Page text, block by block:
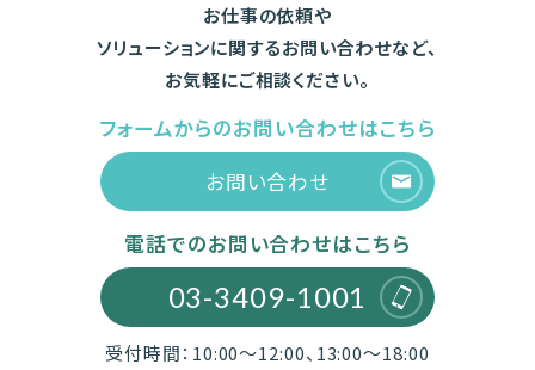
お仕事の依頼や
ソリューションに関するお問い合わせなど、
お気軽にご相談ください。
フォームからのお問い合わせはこちら
お問い合わせ
電話でのお問い合わせはこちら
03-3409-1001
受付時間：10:00～12:00、13:00～18:00